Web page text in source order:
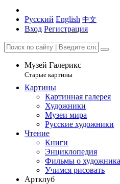
Русский English 中文
Вход Регистрация
Музей Галерикс
Старые картины
Картины
Картинная галерея
Художники
Музеи мира
Русские художники
Чтение
Книги
Энциклопедия
Фильмы о
Учимся рисовать
Артклуб